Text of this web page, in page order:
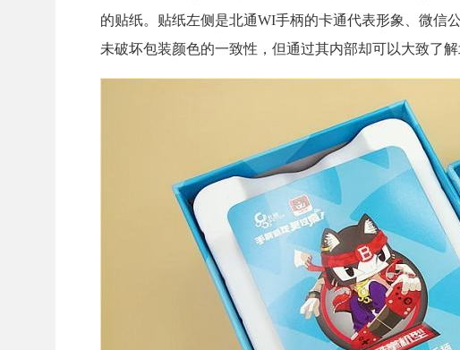
的贴纸。贴纸左侧是北通WI手柄的卡通代表形象、微信
未破坏包装颜色的一致性，但通过其内部却可以大致了